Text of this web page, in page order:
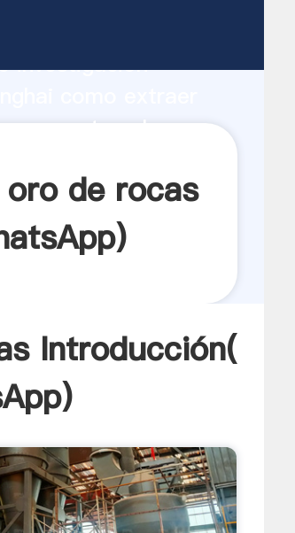
investigación
y aporta valores a
de rocas
)
Introducción(
)